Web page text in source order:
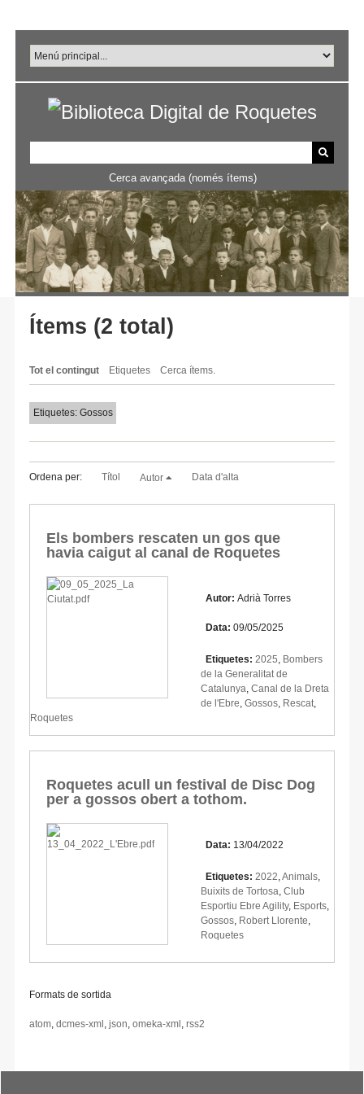
principal
Cerca avançada (només ítems)
Ítems (2 total)
Tot el contingut Etiquetes Cerca ítems.
Etiquetes: Gossos
Ordena per: Títol Autor Data d'alta
Els bombers rescaten un gos que
havia caigut al canal de Roquetes
Autor: Adrià Torres
Data: 09/05/2025
Etiquetes: 2025 Bombers
de la Generalitat de
Catalunya Canal de la Dreta
de l'Ebre Gossos Rescat
Roquetes
Roquetes acull un festival de Disc Dog
per a gossos obert a tothom.
Data: 13/04/2022
Etiquetes: 2022 Animals
Buixits de Tortosa Club
Esportiu Ebre Agility, Esports
Gossos Robert Llorente
Roquetes
Formats de sortida
atom dcmes-xml json omeka-xml rss2